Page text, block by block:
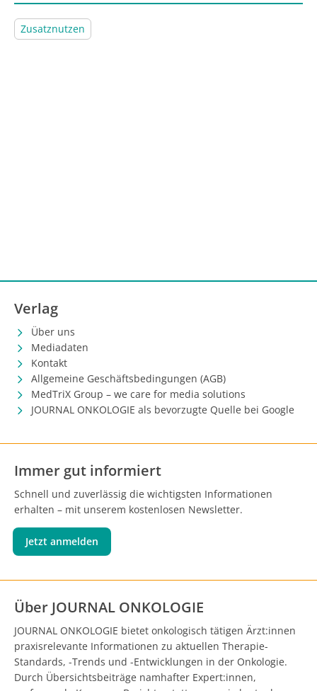
Zusatznutzen
Verlag
Über uns
Mediadaten
Kontakt
Allgemeine Geschäftsbedingungen (AGB)
MedTriX Group – we care for media solutions
JOURNAL ONKOLOGIE als bevorzugte Quelle bei Google
Immer gut informiert
Schnell und zuverlässig die wichtigsten Informationen
erhalten – mit unserem kostenlosen Newsletter.
Jetzt anmelden
Über JOURNAL ONKOLOGIE
JOURNAL ONKOLOGIE bietet onkologisch tätigen Ärzt:innen
praxisrelevante Informationen zu aktuellen Therapie-
Standards, -Trends und -Entwicklungen in der Onkologie.
Durch Übersichtsbeiträge namhafter Expert:innen,